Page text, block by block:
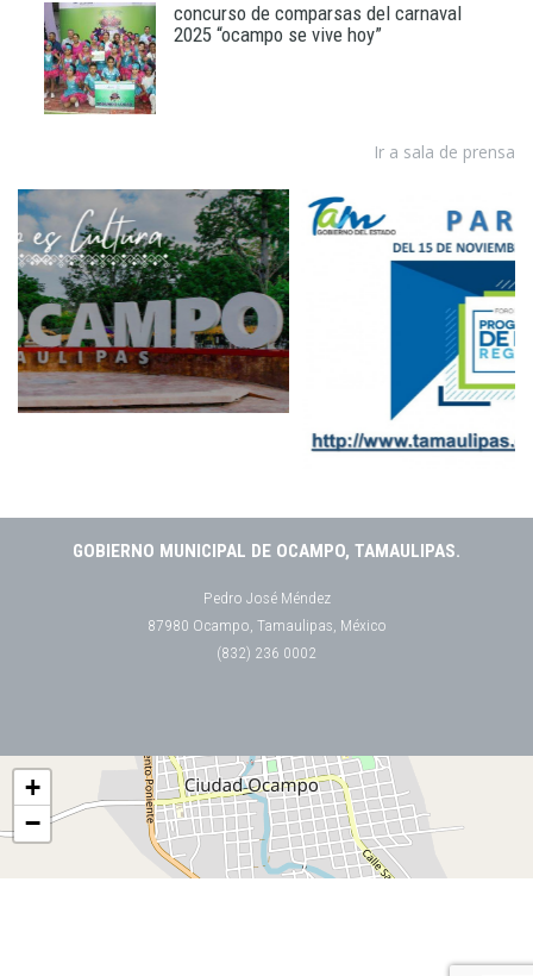
concurso de comparsas del carnaval
2025 “ocampo se vive hoy”
Ir a sala de prensa
GOBIERNO MUNICIPAL DE OCAMPO, TAMAULIPAS.
Pedro José Méndez
87980 Ocampo, Tamaulipas, México
(832) 236 0002
+
−